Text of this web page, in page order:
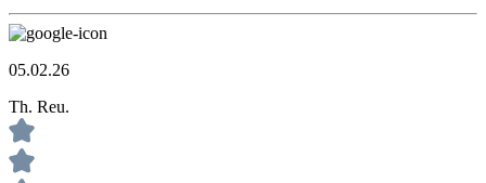
05.02.26
Th. Reu.